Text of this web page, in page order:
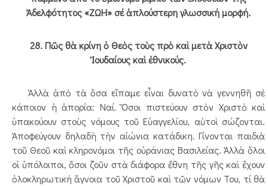
Ἀδελφότητος «ΖΩΗ» σέ ἁπλούστερη γλωσσική μορφή.
28. Πῶς θὰ κρίνη ὁ Θεὸς τοὺς πρὸ καὶ μετὰ Χριστὸν
Ἰουδαίους καὶ ἐθνικούς.
Ἀλλὰ ἀπὸ τὰ ὅσα εἴπαμε εἶναι δυνατὸ νὰ γεννηθῆ σὲ
κάποιον ἡ ἀπορία: Ναί. Ὅσοι πιστεύουν στὸν Χριστὸ καὶ
ὑπακούουν στοὺς νόμους τοῦ Εὐαγγελίου, αὐτοὶ σώζονται.
Ἀποφεύγουν δηλαδὴ τὴν αἰώνια κατάδικη. Γίνονται παιδιὰ
τοῦ Θεοῦ καὶ κληρονόμοι τῆς οὐράνιας Βασιλείας. Ἀλλὰ ὅλοι
οἱ ὑπόλοιποι, ὅσοι ζοῦν στὰ διάφορα ἔθνη τῆς γῆς καὶ ἔχουν
ὁλοκληρωτική ἄγνοια τοῦ Χριστοῦ καὶ τῶν νόμων Του, τί θὰ